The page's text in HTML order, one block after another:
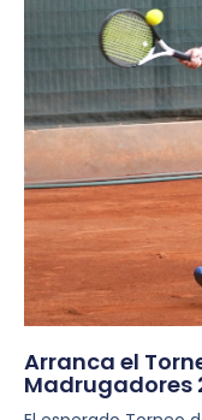
Arranca el
Madrugadores